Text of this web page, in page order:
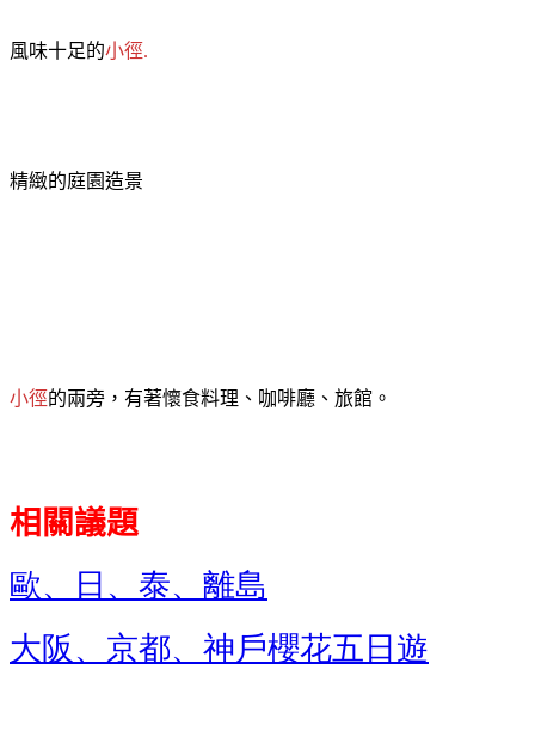
風味十足的小徑.
精緻的庭園造景
小徑的兩旁，有著懷食料理、咖啡廳、旅館。
相關議題
歐、日、泰、離島
大阪、京都、神戶櫻花五日遊